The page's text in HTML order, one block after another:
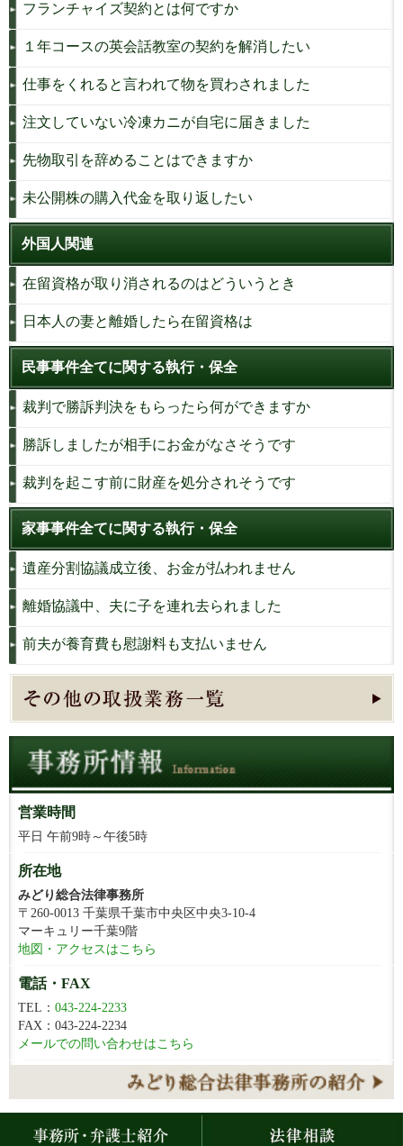
フランチャイズ契約とは何ですか
１年コースの英会話教室の契約を解消したい
仕事をくれると言われて物を買わされました
注文していない冷凍カニが自宅に届きました
先物取引を辞めることはできますか
未公開株の購入代金を取り返したい
外国人関連
在留資格が取り消されるのはどういうとき
日本人の妻と離婚したら在留資格は
民事事件全てに関する執行・保全
裁判で勝訴判決をもらったら何ができますか
勝訴しましたが相手にお金がなさそうです
裁判を起こす前に財産を処分されそうです
家事事件全てに関する執行・保全
遺産分割協議成立後、お金が払われません
離婚協議中、夫に子を連れ去られました
前夫が養育費も慰謝料も支払いません
営業時間
平日 午前9時～午後5時
所在地
みどり総合法律事務所
〒260-0013 千葉県千葉市中央区中央3-10-4
マーキュリー千葉9階
地図・アクセスはこちら
電話・FAX
TEL： 043-224-2233
FAX：043-224-2234
メールでの問い合わせはこちら